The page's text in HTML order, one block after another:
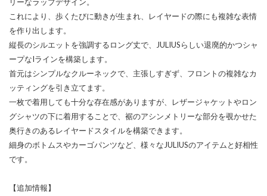
これにより、歩くたびに動きが生まれ、レイヤードの際にも複雑な表情
を作り出します。
縦長のシルエットを強調するロング丈で、JULIUSらしい退廃的かつシャ
ープなIラインを構築します。
首元はシンプルなクルーネックで、主張しすぎず、フロントの複雑なカ
ッティングを引き立てます。
一枚で着用しても十分な存在感がありますが、レザージャケットやロン
グシャツの下に着用することで、裾のアシンメトリーな部分を覗かせた
奥行きのあるレイヤードスタイルを構築できます。
細身のボトムスやカーゴパンツなど、様々なJULIUSのアイテムと好相性
です。
【追加情報】